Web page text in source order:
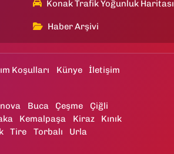
Konak Trafik Yoğunluk Haritası
Haber Arşivi
Koşulları Künye
İletişim
Buca Çeşme
Çiğli
Kemalpaşa Kiraz
Kınık
Tire Torbalı Urla